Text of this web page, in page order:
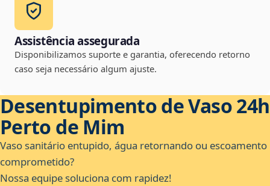
Assistência assegurada
Disponibilizamos suporte e garantia, oferecendo retorno
caso seja necessário algum ajuste.
Desentupimento de Vaso 24h
Perto de Mim
Vaso sanitário entupido, água retornando ou escoamento
comprometido?
Nossa equipe soluciona com rapidez!